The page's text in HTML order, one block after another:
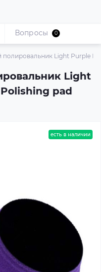
полировальник Light Purple
Light
pad
Вопросы 0
есть в наличии